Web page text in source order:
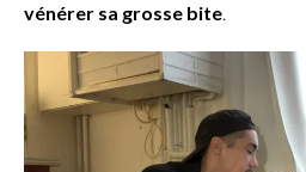
vénérer sa grosse bite.